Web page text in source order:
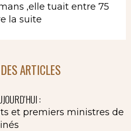
,elle tuait entre 75
la suite
ARTICLES
:
et premiers ministres de